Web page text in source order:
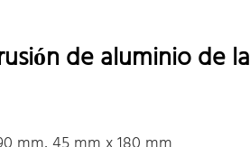
de aluminio de la